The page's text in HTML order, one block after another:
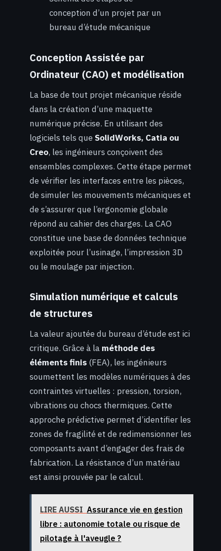
conception d’un projet par un
bureau d’étude mécanique
Conception Assistée par
Ordinateur (CAO) et modélisation
La base de tout projet mécanique réside
dans la création d’une maquette
numérique précise. En utilisant des
logiciels tels queSolidWorks, Catia ou
Creo, les ingénieurs conçoivent des
ensembles complexes. Cette étape permet
de vérifier les interfaces entre les pièces,
de simuler les mouvements mécaniques et
de s’assurer que l’ergonomie globale
répond au cahier des charges. La CAO
constitue une base de données technique
exploitée pour l’usinage, l’impression 3D
ou le moulage par injection.
Simulation numérique et calculs
de structures
La valeur ajoutée du bureau d’étude est ici
critique. Grâce à la méthode des
éléments finis (FEA), les ingénieurs
soumettent les modèles numériques à des
contraintes virtuelles : pression, torsion,
vibrations ou chocs thermiques. Cette
approche prédictive permet d’identifier les
zones de fragilité et de redimensionner les
composants avant d’engager des frais de
fabrication. La résistance d’un matériau
est ainsi prouvée par le calcul.
LIRE AUSSI Assurance vie en gestion
libre : autonomie totale ou risque de
pilotage à l'aveugle ?